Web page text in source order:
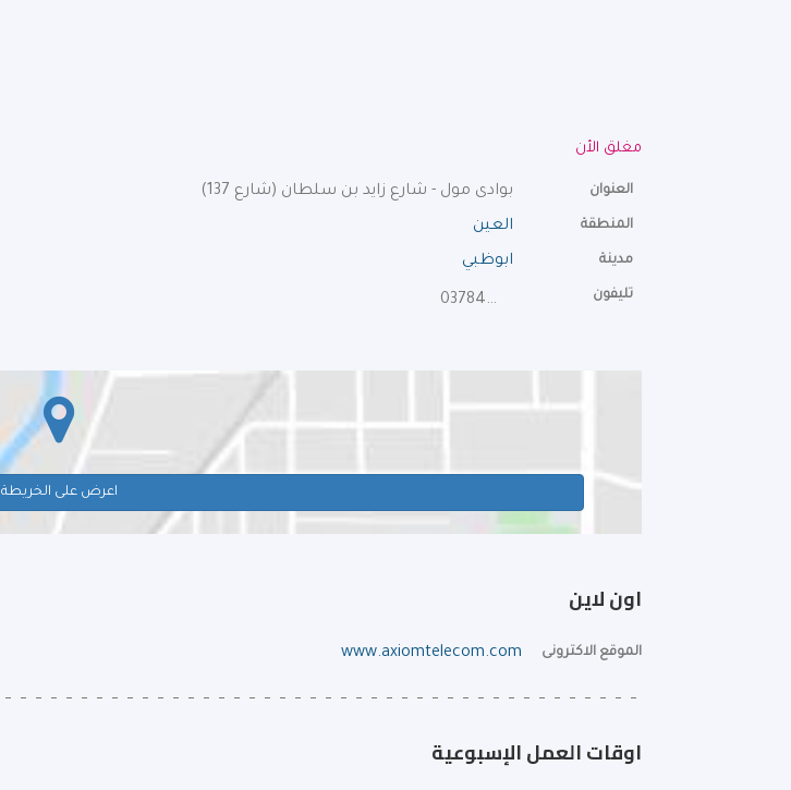
مغلق الأن
العنوان بوادى مول - شارع زايد بن سلطان (شارع 137)
المنطقة العين
مدينة ابوظبي
تليفون 037840296
اعرض على الخريطة
اون لاين
الموقع الاكترونى www.axiomtelecom.com
اوقات العمل الإسبوعية